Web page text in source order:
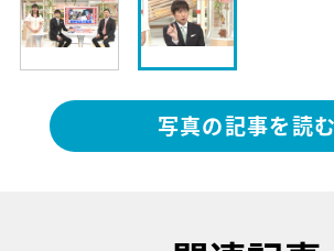
写真の記事を読む